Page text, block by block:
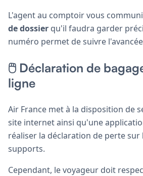
L'agent au comptoir vous
de dossier qu'il faudra garder
numéro permet de suivre
🖱️ Déclaration de
ligne
Air France met à la disposition de
site internet ainsi qu'une
réaliser la déclaration de perte sur
supports.
Cependant, le voyageur doit